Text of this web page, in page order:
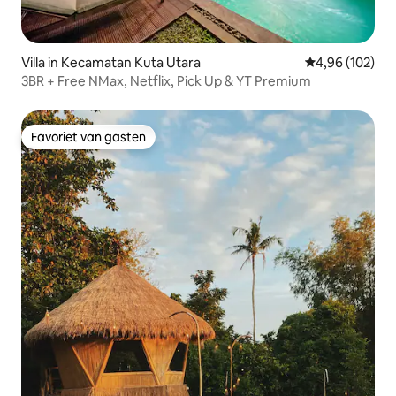
Villa in Kecamatan Kuta Utara Gemiddelde
4,96 (102)
3BR + Free NMax, Netflix, Pick Up & YT Premium
Favoriet van gasten
Favoriet van gasten